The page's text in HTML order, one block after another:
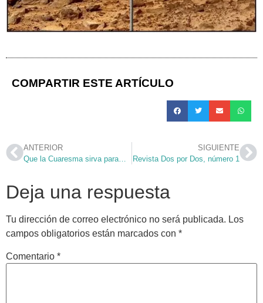
COMPARTIR ESTE ARTÍCULO
ANTERIOR
Que la Cuaresma sirva para…
SIGUIENTE
Revista Dos por Dos, número 1
Deja una respuesta
Tu dirección de correo electrónico no será publicada. Los
campos obligatorios están marcados con *
Comentario *